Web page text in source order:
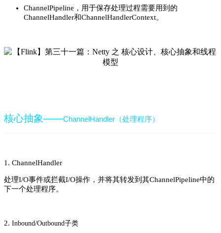
ChannelPipeline，用于保存处理过程需要用到的
ChannelHandler和ChannelHandlerContext。
核心抽象——ChannelHandler（处理程序）
1. ChannelHandler
处理I/O事件或拦截I/O操作，并将其转发到其ChannelPipeline中的
下一个处理程序。
2. Inbound/Outbound子类